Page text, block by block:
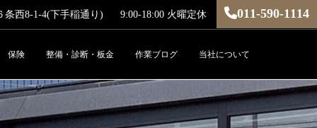
条西8-1-4(下手稲通り) 9:00-18:00 火曜定休 011-590-1114
保険 整備・診断・板金 作業ブログ 当社について